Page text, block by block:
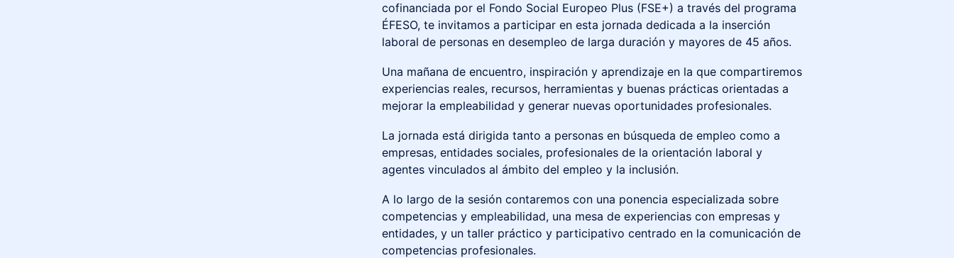
cofinanciada por el Fondo Social Europeo Plus (FSE+) a través del programa
ÉFESO, te invitamos a participar en esta jornada dedicada a la inserción
laboral de personas en desempleo de larga duración y mayores de 45 años.
Una mañana de encuentro, inspiración y aprendizaje en la que compartiremos
experiencias reales, recursos, herramientas y buenas prácticas orientadas a
mejorar la empleabilidad y generar nuevas oportunidades profesionales.
La jornada está dirigida tanto a personas en búsqueda de empleo como a
empresas, entidades sociales, profesionales de la orientación laboral y
agentes vinculados al ámbito del empleo y la inclusión.
A lo largo de la sesión contaremos con una ponencia especializada sobre
competencias y empleabilidad, una mesa de experiencias con empresas y
entidades, y un taller práctico y participativo centrado en la comunicación de
competencias profesionales.